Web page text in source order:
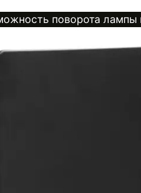
поворота лампы